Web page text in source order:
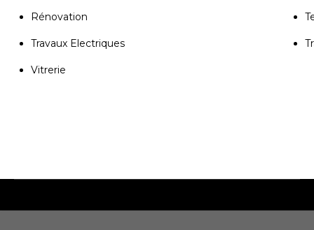
Rénovation
Travaux Electriques
Vitrerie